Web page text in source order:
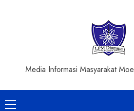
Media Informasi Masyarakat
Primary